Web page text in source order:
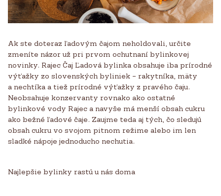
Ak ste doteraz ľadovým čajom neholdovali, určite
zmeníte názor už pri prvom ochutnaní bylinkovej
novinky. Rajec Čaj Ľadová bylinka obsahuje iba prírodné
výťažky zo slovenských byliniek – rakytníka, mäty
a nechtíka a tiež prírodné výťažky z pravého čaju.
Neobsahuje konzervanty rovnako ako ostatné
bylinkové vody Rajec a navyše má menší obsah cukru
ako bežné ľadové čaje. Zaujme teda aj tých, čo sledujú
obsah cukru vo svojom pitnom režime alebo im len
sladké nápoje jednoducho nechutia.
Najlepšie bylinky rastú u nás doma